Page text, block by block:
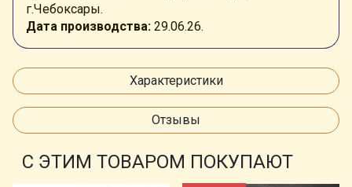
г.Чебоксары.
Дата производства: 29.06.26.
Характеристики
Отзывы
С ЭТИМ ТОВАРОМ ПОКУПАЮТ